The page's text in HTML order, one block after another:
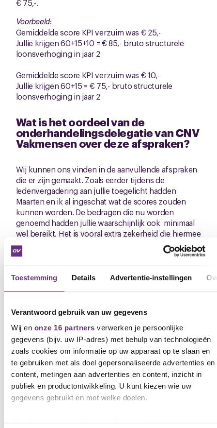
Toestemming Details Advertentie-instellingen
Verantwoord gebruik van uw gegevens
Wij en onze 16 partners verwerken je persoonlijke
gegevens (bijv. uw IP-adres) met behulp van technologieën
zoals cookies om informatie op uw apparaat op te slaan en
te gebruiken met als doel gepersonaliseerde advertenties en
content, metingen aan advertenties en content, inzicht in
publiek en productontwikkeling. U kunt kiezen wie uw
gegevens gebruikt en met welke doelen.
Als u het toestaat, willen we ook graag:
€ 75,-.
Voorbeeld:
Gemiddelde score KPI verzuim was € 25,-
Jullie krijgen 60+15+10 = € 85,- bruto structurele
loonsverhoging in jaar 2
Gemiddelde score KPI verzuim was € 10,-
Jullie krijgen 60+15 = € 75,- bruto structurele
loonsverhoging in jaar 2
Wat is het oordeel van de
onderhandelingsdelegatie van CNV
Vakmensen over deze afspraken?
Wij kunnen ons vinden in de aanvullende afspraken
die er zijn gemaakt. Zoals eerder tijdens de
ledenvergadering aan jullie toegelicht hadden
Maarten en ik al ingeschat wat de scores zouden
kunnen worden. De bedragen die nu worden
genoemd hadden jullie waarschijnlijk ook minimaal
wel bereikt. Het is vooral extra zekerheid die hiermee
wordt gecreëerd en daar kan niemand op tegen zijn.
Moeten de leden van CNV
Vakmensen ook nog stemmen over
de aanvullende afspraken?
Zoals gezegd zijn de afspraken inhoudelijk niet heel
erg veranderd. Het gaat hier om een verbetering ten
opzichte van hetgeen wij eerder ter stemming
hebben voorgelegd en dus geven we het jullie
vooral ter informatie mee.
Hoe nu verder?
stemmen over dit nieuwe resultaat. Het is nog even